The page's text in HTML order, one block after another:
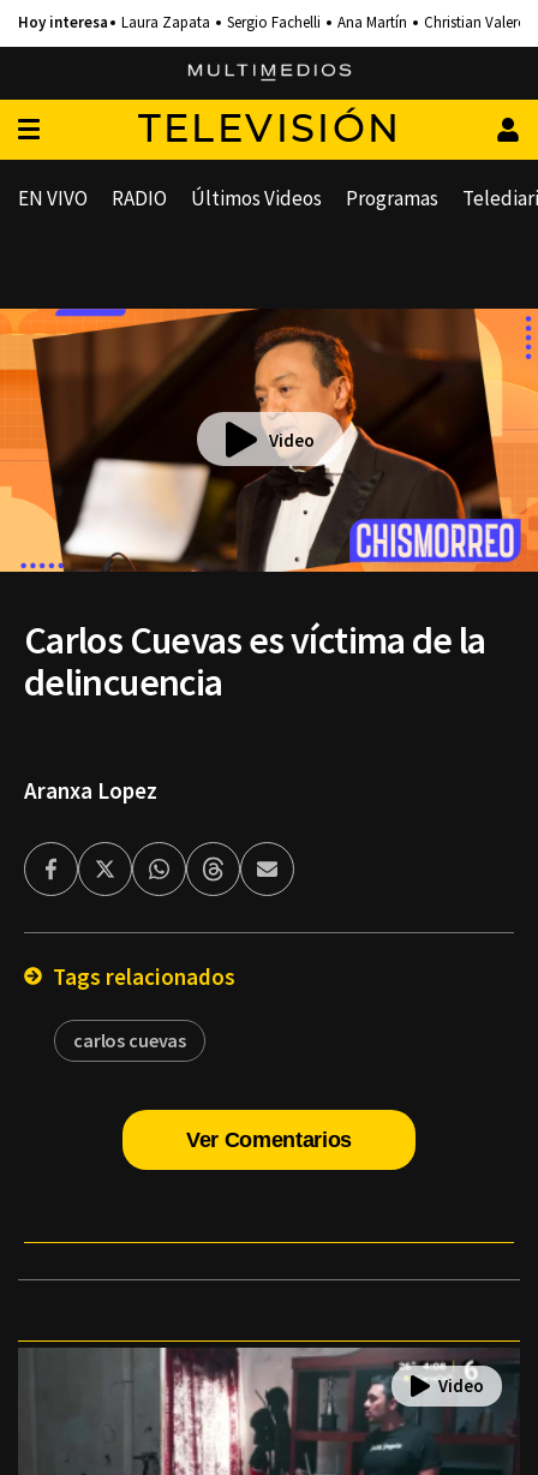
Laura Zapata Sergio Fachelli Ana Martín Christian Valero
TELEVISIÓN
EN VIVO RADIO Últimos Videos Programas
Video
Carlos Cuevas es víctima de la
delincuencia
Aranxa Lopez
FacebookTwitterWhatsappThreadsEnviar
por
Tags relacionados
carlos cuevas
Ver Comentarios